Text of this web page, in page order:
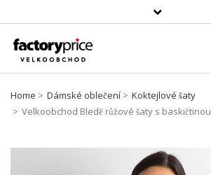
Vyhledávání
Home Dámské oblečení
Koktejlové šaty
Velkoobchod Bledě růžové šaty s baskičtinou